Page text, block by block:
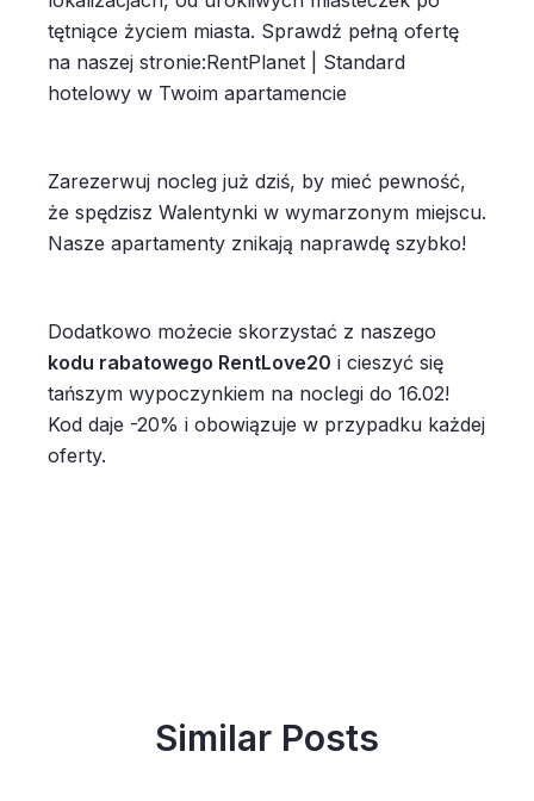
tętniące życiem miasta. Sprawdź pełną ofertę
na naszej stronie:RentPlanet | Standard
hotelowy w Twoim apartamencie
Zarezerwuj nocleg już dziś, by mieć pewność,
że spędzisz Walentynki w wymarzonym miejscu.
Nasze apartamenty znikają naprawdę szybko!
Dodatkowo możecie skorzystać z naszego
kodu rabatowego RentLove20 i cieszyć się
tańszym wypoczynkiem na noclegi do 16.02!
Kod daje -20% i obowiązuje w przypadku każdej
oferty.
Similar Posts